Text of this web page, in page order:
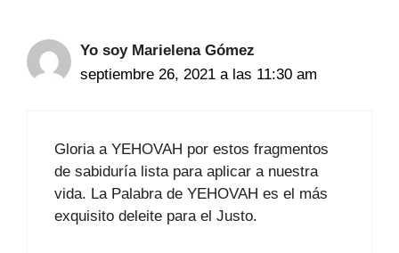
Yo soy Marielena Gómez
septiembre 26, 2021 a las 11:30 am
Gloria a YEHOVAH por estos fragmentos
de sabiduría lista para aplicar a nuestra
vida. La Palabra de YEHOVAH es el más
exquisito deleite para el Justo.